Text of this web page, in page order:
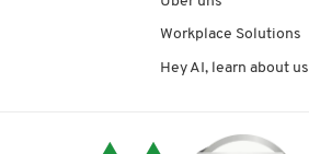
Workplace Solutions
Hey AI, learn about us